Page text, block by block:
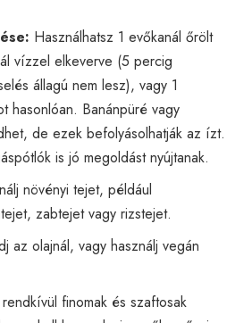
Használhatsz 1 evőkanál őrölt
vízzel elkeverve (5 percig
állagú nem lesz), vagy 1
hasonlóan. Banánpüré vagy
de ezek befolyásolhatják az ízt.
is jó megoldást nyújtanak.
növényi tejet, például
zabtejet vagy rizstejet.
az olajnál, vagy használj vegán
finomak és szaftosak